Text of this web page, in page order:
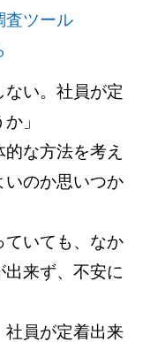
査ツール
ない。社員が定
」
的な方法を考え
いのか思いつか
ていても、なか
来ず、不安に
社員が定着出来